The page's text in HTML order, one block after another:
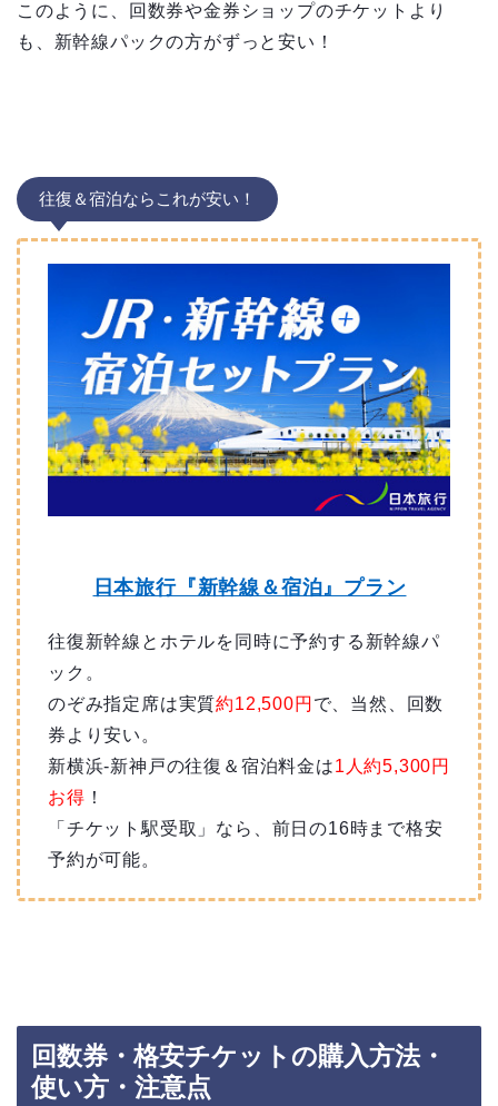
このように、回数券や金券ショップのチケットより
も、新幹線パックの方がずっと安い！
往復＆宿泊ならこれが安い！
日本旅行『新幹線＆宿泊』プラン
往復新幹線とホテルを同時に予約する新幹線パ
ック。
のぞみ指定席は実質約12,500円 で、当然、回数
券より安い。
新横浜-新神戸の往復＆宿泊料金は1人約5,300円
お得 ！
「チケット駅受取」なら、前日の16時まで格安
予約が可能。
回数券・格安チケットの購入方法・
使い方・注意点